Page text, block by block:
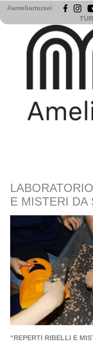
Vai
contenuto
#ameliamusei
E MISTERI DA
“REPERTI RIBELLI E